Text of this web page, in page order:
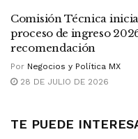
Comisión Técnica
proceso de ingreso
recomendación
Por Negocios y Política MX
28 DE JULIO DE 2026
TE PUEDE